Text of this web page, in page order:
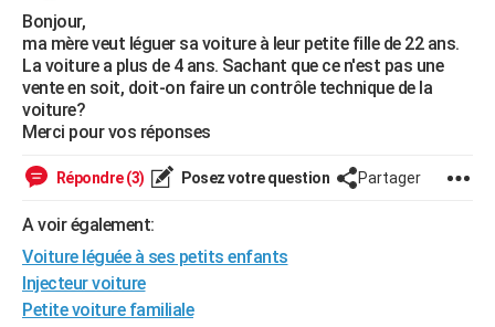
Essais
Réserver un essai
Citadines
Berlines
SUV
Forum auto
+HIGH-TECH
Mobiles
Meilleur smartphone
Internet
Ordinateurs
Jeux vidéo
Guide high-tech
+BRICOLAGE
Forum
Aménagement intérieur
Extérieur
Cuisine
Salle de bains
Jardinage
Rangement
WEEK-END
Guides de France
Escapades
Patrimoine
Expositions
Musées
Week-end nature
LIFESTYLE
SANTE
Alimentation
Guide de la santé
Maladies
Médicaments
Sommeil
VOYAGE
Destinations
City break
Voyage nature
Voyage de noces
Forum
Climat
+PHOTO
Bonjour,
ma mère veut léguer sa voiture à leur petite fille de 22 ans.
La voiture a plus de 4 ans. Sachant que ce n'est pas une
vente en soit, doit-on faire un contrôle technique de la
voiture?
Merci pour vos réponses
Répondre (3) Posez votre question Partager
A voir également:
Voiture léguée à ses petits enfants
Injecteur voiture
Petite voiture familiale